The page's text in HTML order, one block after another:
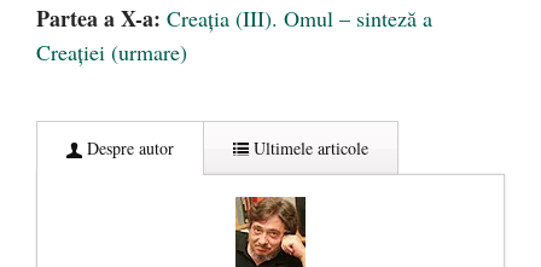
Partea a X-a: Creația (III). Omul – sinteză a
Creației (urmare)
Despre autor Ultimele articole